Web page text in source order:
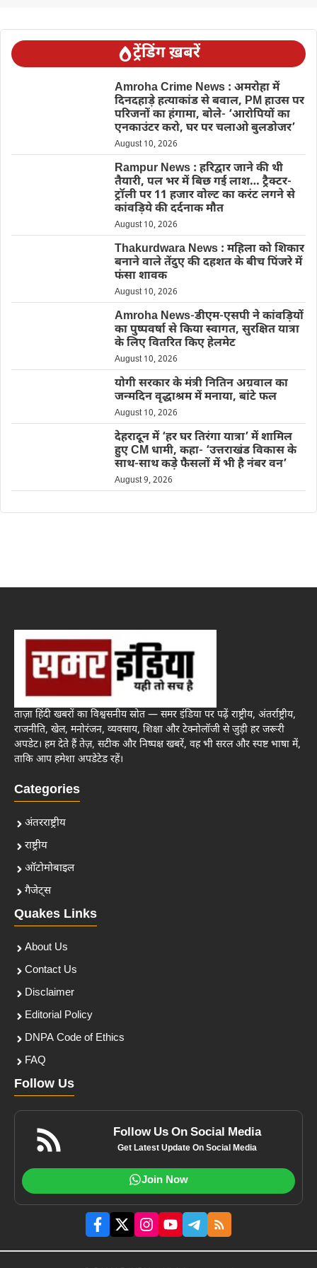
ट्रेंडिंग ख़बरें
Amroha Crime News : अमरोहा में
दिनदहाड़े हत्याकांड से बवाल, PM हाउस पर
परिजनों का हंगामा, बोले- ‘आरोपियों का
एनकाउंटर करो, घर पर चलाओ बुलडोजर’
August 10, 2026
Rampur News : हरिद्वार जाने की थी
तैयारी, पल भर में बिछ गई लाश… ट्रैक्टर-
ट्रॉली पर 11 हजार वोल्ट का करंट लगने से
कांवड़िये की दर्दनाक मौत
August 10, 2026
Thakurdwara News : महिला को शिकार
बनाने वाले तेंदुए की दहशत के बीच पिंजरे में
फंसा शावक
August 10, 2026
Amroha News-डीएम-एसपी ने कांवड़ियों
का पुष्पवर्षा से किया स्वागत, सुरक्षित यात्रा
के लिए वितरित किए हेलमेट
August 10, 2026
योगी सरकार के मंत्री नितिन अग्रवाल का
जन्मदिन वृद्धाश्रम में मनाया, बांटे फल
August 10, 2026
देहरादून में ‘हर घर तिरंगा यात्रा’ में शामिल
हुए CM धामी, कहा- ‘उत्तराखंड विकास के
साथ-साथ कड़े फैसलों में भी है नंबर वन’
August 9, 2026
ताज़ा हिंदी खबरों का विश्वसनीय स्रोत — समर इंडिया पर पढ़ें राष्ट्रीय, अंतर्राष्ट्रीय,
राजनीति, खेल, मनोरंजन, व्यवसाय, शिक्षा और टेक्नोलॉजी से जुड़ी हर जरूरी
अपडेट। हम देते हैं तेज़, सटीक और निष्पक्ष खबरें, वह भी सरल और स्पष्ट भाषा में,
ताकि आप हमेशा अपडेटेड रहें।
Categories
अंतरराष्ट्रीय
राष्ट्रीय
ऑटोमोबाइल
गैजेट्स
Quakes Links
About Us
Contact Us
Disclaimer
Editorial Policy
DNPA Code of Ethics
FAQ
Follow Us
Follow Us On Social Media
Get Latest Update On Social Media
Join Now